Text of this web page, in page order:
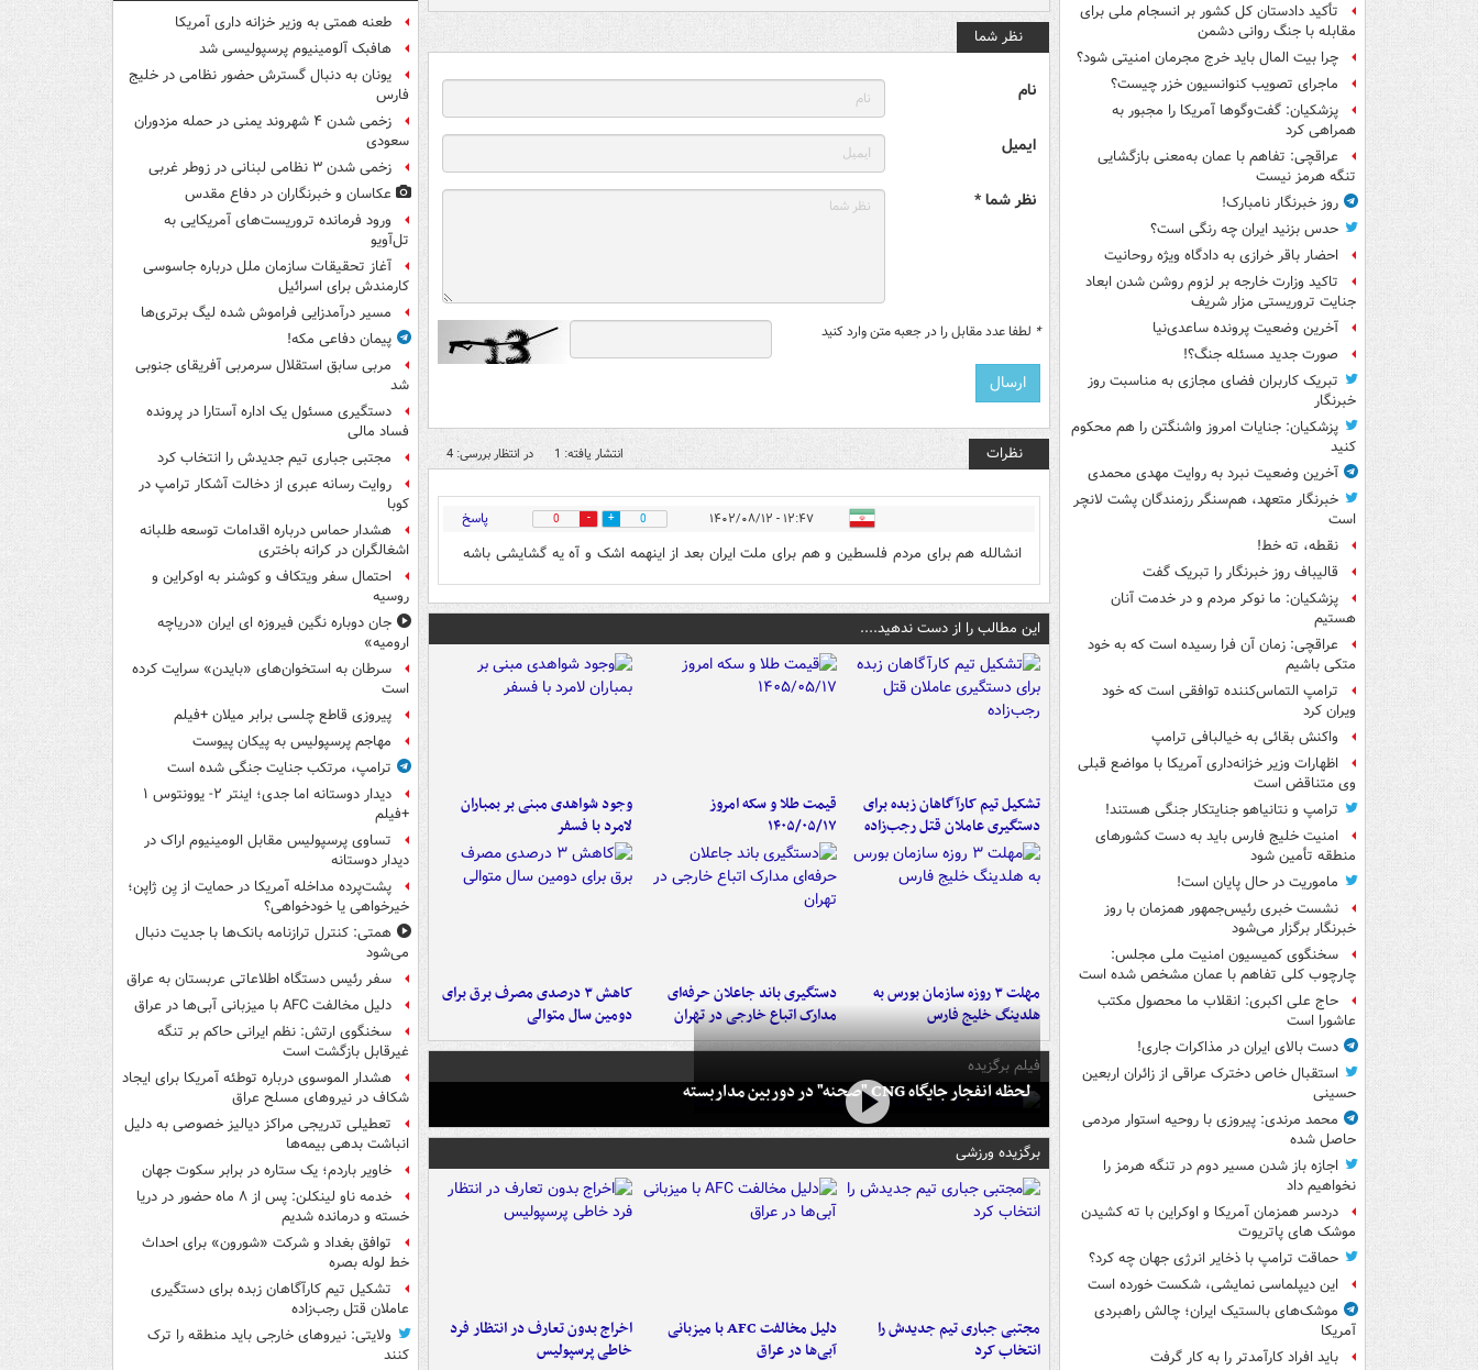
تأکید دادستان کل کشور بر انسجام ملی برای
مقابله با جنگ روانی دشمن
چرا بیت المال باید خرج مجرمان امنیتی شود؟
ماجرای تصویب کنوانسیون خزر چیست؟
پزشکیان: گفت‌وگوها آمریکا را مجبور به
همراهی کرد
عراقچی: تفاهم با عمان به‌معنی بازگشایی
تنگه هرمز نیست
روز خبرنگار نامبارک!
حدس بزنید ایران چه رنگی است؟
احضار باقر خرازی به دادگاه ویژه روحانیت
تاکید وزارت خارجه بر لزوم روشن شدن ابعاد
جنایت تروریستی مزار شریف
آخرین وضعیت پرونده ساعدی‌نیا
صورت جدید مسئله جنگ؟!
تبریک کاربران فضای مجازی به مناسبت روز
خبرنگار
پزشکیان: جنایات امروز واشنگتن را هم محکوم
کنید
آخرین وضعیت نبرد به روایت مهدی محمدی
خبرنگار متعهد، هم‌سنگر رزمندگان پشت لانچر
است
نقطه، ته خط!
قالیباف روز خبرنگار را تبریک گفت
پزشکیان: ما نوکر مردم و در خدمت آنان
هستیم
عراقچی: زمان آن فرا رسیده است که به خود
متکی باشیم
ترامپ التماس‌کننده توافقی است که خود
ویران کرد
واکنش بقائی به خیالبافی ترامپ
اظهارات وزیر خزانه‌داری آمریکا با مواضع قبلی
وی متناقض است
ترامپ و نتانیاهو جنایتکار جنگی هستند!
امنیت خلیج فارس باید به دست کشورهای
منطقه تأمین شود
ماموریت در حال پایان است!
نشست خبری رئیس‌جمهور همزمان با روز
خبرنگار برگزار می‌شود
سخنگوی کمیسیون امنیت ملی مجلس:
چارچوب کلی تفاهم با عمان مشخص شده است
حاج علی اکبری: انقلاب ما محصول مکتب
عاشورا است
دست بالای ایران در مذاکرات جاری!
استقبال خاص دخترک عراقی از زائران اربعین
حسینی
محمد مرندی: پیروزی با روحیه استوار مردمی
حاصل شده
اجازه باز شدن مسیر دوم در تنگه هرمز را
نخواهیم داد
دردسر همزمان آمریکا و اوکراین با ته کشیدن
موشک های پاتریوت
حماقت ترامپ با ذخایر انرژی جهان چه کرد؟
این دیپلماسی نمایشی، شکست خورده است
موشک‌های بالستیک ایران؛ چالش راهبردی
آمریکا
باید افراد کارآمدتر را به کار گرفت
نظر شما
نام
ایمیل
نظر شما *
* لطفا عدد مقابل را در جعبه متن وارد کنید
نظرات انتشار یافته: 1 در انتظار بررسی: 4
۱۲:۴۷ - ۱۴۰۲/۰۸/۱۲ 0
0 پاسخ
انشالله هم برای مردم فلسطین و هم برای ملت ایران بعد از اینهمه اشک و آه یه گشایشی باشه
این مطالب را از دست ندهید....
تشکیل تیم کارآگاهان زبده برای
دستگیری عاملان قتل رجب‌زاده
قیمت طلا و سکه امروز
۱۴۰۵/۰۵/۱۷
وجود شواهدی مبنی بر بمباران
لامرد با فسفر
مهلت ۳ روزه سازمان بورس به
هلدینگ خلیج فارس
دستگیری باند جاعلان حرفه‌ای
مدارک اتباع خارجی در تهران
کاهش ۳ درصدی مصرف برق برای
دومین سال متوالی
فیلم برگزیده
لحظه انفجار جایگاه CNG "صحنه" در دوربین مداربسته
برگزیده ورزشی
مجتبی جباری تیم جدیدش را
انتخاب کرد
دلیل مخالفت AFC با میزبانی
آبی‌ها در عراق
اخراج بدون تعارف در انتظار فرد
خاطی پرسپولیس
طعنه همتی به وزیر خزانه داری آمریکا
هافبک آلومینیوم پرسپولیسی شد
یونان به دنبال گسترش حضور نظامی در خلیج
فارس
زخمی شدن ۴ شهروند یمنی در حمله مزدوران
سعودی
زخمی شدن ۳ نظامی لبنانی در زوطر غربی
عکاسان و خبرنگاران در دفاع مقدس
ورود فرمانده تروریست‌های آمریکایی به
تل‌آویو
آغاز تحقیقات سازمان ملل درباره جاسوسی
کارمندش برای اسرائیل
مسیر درآمدزایی فراموش شده لیگ برتری‌ها
پیمان دفاعی مکه!
مربی سابق استقلال سرمربی آفریقای جنوبی
شد
دستگیری مسئول یک اداره آستارا در پرونده
فساد مالی
مجتبی جباری تیم جدیدش را انتخاب کرد
روایت رسانه عبری از دخالت آشکار ترامپ در
کوبا
هشدار حماس درباره اقدامات توسعه طلبانه
اشغالگران در کرانه باختری
احتمال سفر ویتکاف و کوشنر به اوکراین و
روسیه
جان دوباره نگین فیروزه ای ایران «دریاچه
ارومیه»
سرطان به استخوان‌های «بایدن» سرایت کرده
است
پیروزی قاطع چلسی برابر میلان +فیلم
مهاجم پرسپولیس به پیکان پیوست
ترامپ، مرتکب جنایت جنگی شده است
دیدار دوستانه اما جدی؛ اینتر ۲- یوونتوس ۱
+فیلم
تساوی پرسپولیس مقابل الومینیوم اراک در
دیدار دوستانه
پشت‌پرده مداخله آمریکا در حمایت از یِن ژاپن؛
خیرخواهی یا خودخواهی؟
همتی: کنترل ترازنامه بانک‌ها با جدیت دنبال
می‌شود
سفر رئیس دستگاه اطلاعاتی عربستان به عراق
دلیل مخالفت AFC با میزبانی آبی‌ها در عراق
سخنگوی ارتش: نظم ایرانی حاکم بر تنگه
غیرقابل بازگشت است
هشدار الموسوی درباره توطئه آمریکا برای ایجاد
شکاف در نیروهای مسلح عراق
تعطیلی تدریجی مراکز دیالیز خصوصی به دلیل
انباشت بدهی بیمه‌ها
خاویر باردم؛ یک ستاره در برابر سکوت جهان
خدمه ناو لینکلن: پس از ۸ ماه حضور در دریا
خسته و درمانده‌ شدیم
توافق بغداد و شرکت «شورون» برای احداث
خط لوله بصره
تشکیل تیم کارآگاهان زبده برای دستگیری
عاملان قتل رجب‌زاده
ولایتی: نیروهای خارجی باید منطقه را ترک
کنند